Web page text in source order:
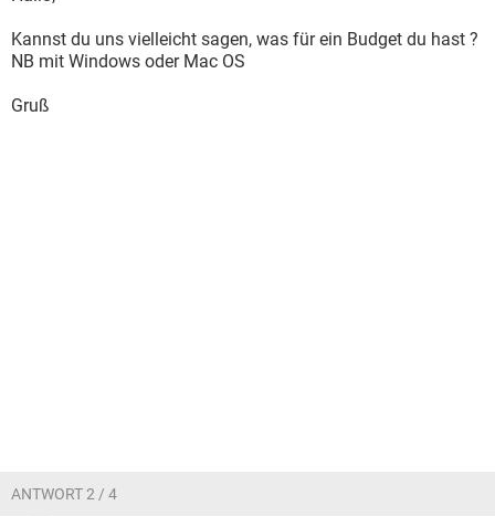
Kannst du uns vielleicht sagen, was für ein Budget du hast ?
NB mit Windows oder Mac OS
Gruß
ANTWORT 2 / 4